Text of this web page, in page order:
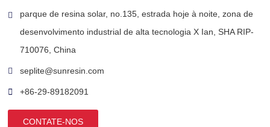
parque de resina solar, no.135, estrada hoje à noite, zona de
desenvolvimento industrial de alta tecnologia X Ian, SHA RIP-
710076, China
seplite@sunresin.com
+86-29-89182091
CONTATE-NOS